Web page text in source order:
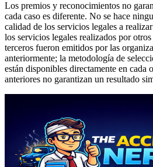
Los premios y reconocimientos no
cada caso es diferente. No se hace
calidad de los servicios legales a
los servicios legales realizados por
terceros fueron emitidos por las
anteriormente; la metodología de
están disponibles directamente en cada
anteriores no garantizan un resultado